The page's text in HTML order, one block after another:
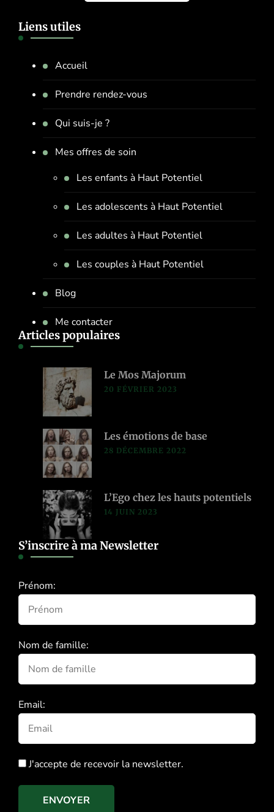
Liens utiles
Accueil
Prendre rendez-vous
Qui suis-je ?
Mes offres de soin
Les enfants à Haut Potentiel
Les adolescents à Haut Potentiel
Les adultes à Haut Potentiel
Les couples à Haut Potentiel
Blog
Me contacter
Articles populaires
Le Mos Majorum
20 FÉVRIER 2023
Les émotions de base
28 DÉCEMBRE 2022
L’Ego chez les hauts potentiels
14 JUIN 2023
S’inscrire à ma Newsletter
Prénom:
Nom de famille:
Email:
J'accepte de recevoir la newsletter.
ENVOYER